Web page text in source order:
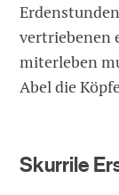
vertriebenen
miterleben
Abel die
Skurrile